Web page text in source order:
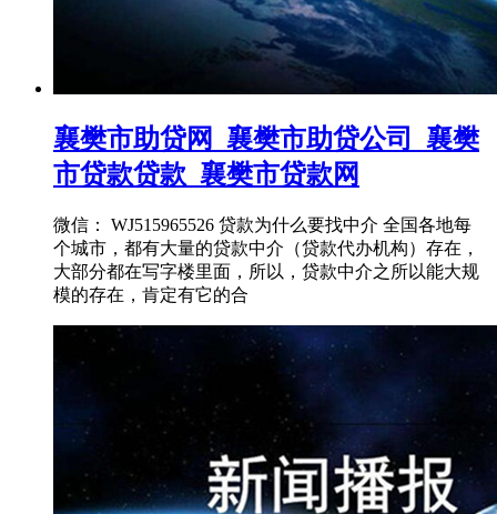
襄樊市助贷网_襄樊市助贷公司_襄樊
市贷款贷款_襄樊市贷款网
微信： WJ515965526 贷款为什么要找中介 全国各地每
个城市，都有大量的贷款中介（贷款代办机构）存在，
大部分都在写字楼里面，所以，贷款中介之所以能大规
模的存在，肯定有它的合